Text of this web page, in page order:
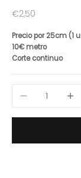
Precio de oferta
€2,50
Precio por 25cm (1
10€ metro
Corte continuo
Reducir cantidad